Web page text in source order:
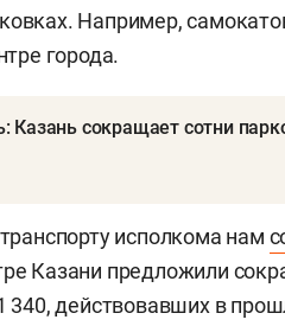
Например,
города.
Казань сокращает сотни
исполкома нам
Казани предложили
340, действовавших в